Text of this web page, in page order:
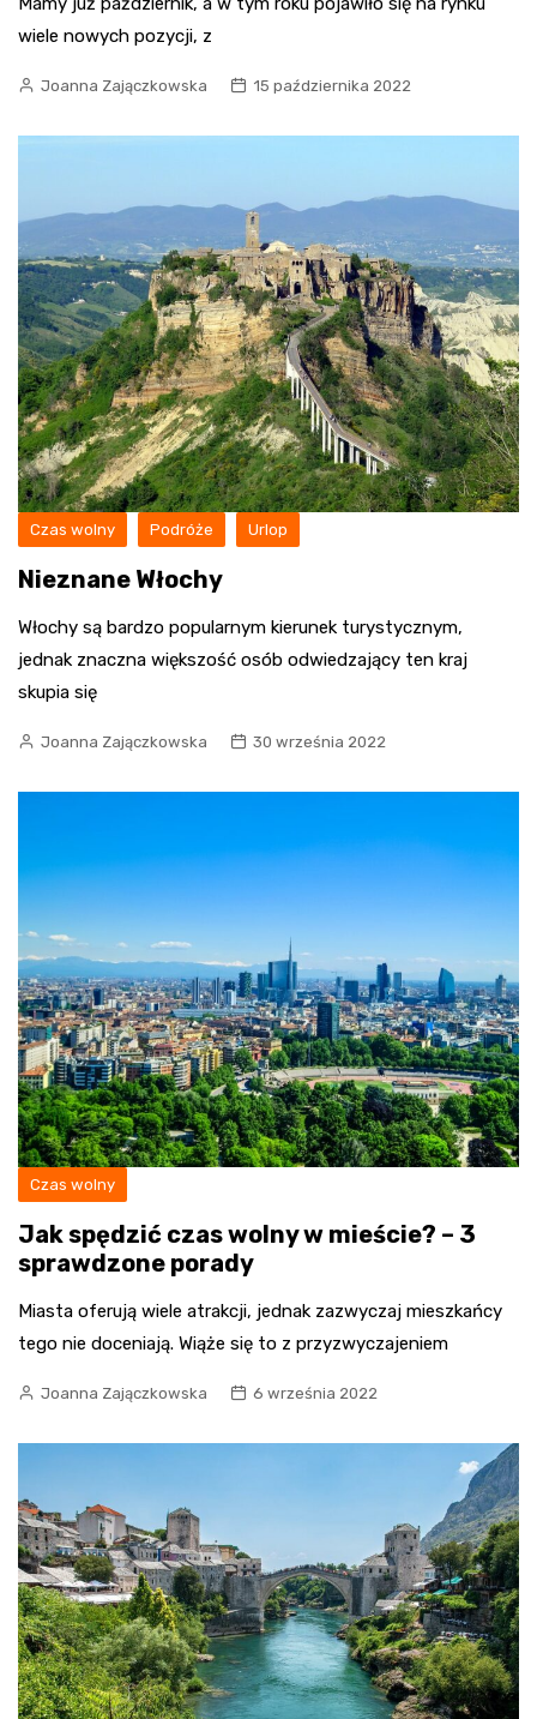
wiele nowych pozycji, z
Joanna Zajączkowska 15 października 2022
Czas wolny Podróże Urlop
Nieznane Włochy
Włochy są bardzo popularnym kierunek turystycznym,
jednak znaczna większość osób odwiedzający ten kraj
skupia się
Joanna Zajączkowska 30 września 2022
Czas wolny
Jak spędzić czas wolny w mieście? – 3
sprawdzone porady
Miasta oferują wiele atrakcji, jednak zazwyczaj mieszkańcy
tego nie doceniają. Wiąże się to z przyzwyczajeniem
Joanna Zajączkowska 6 września 2022